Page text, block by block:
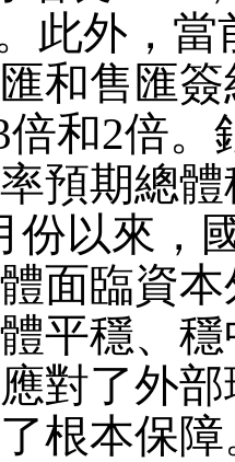
此外，
和售匯
倍和2倍。
預期總
份以來，
面臨資
平穩、
對了外
根本保障